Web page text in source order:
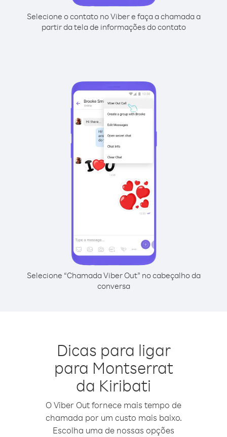
Selecione o contato no Viber e faça a chamada a
partir da tela de informações do contato
Selecione “Chamada Viber Out” no cabeçalho da
conversa
Dicas para ligar
para Montserrat
da Kiribati
O Viber Out fornece mais tempo de
chamada por um custo mais baixo.
Escolha uma de nossas opções